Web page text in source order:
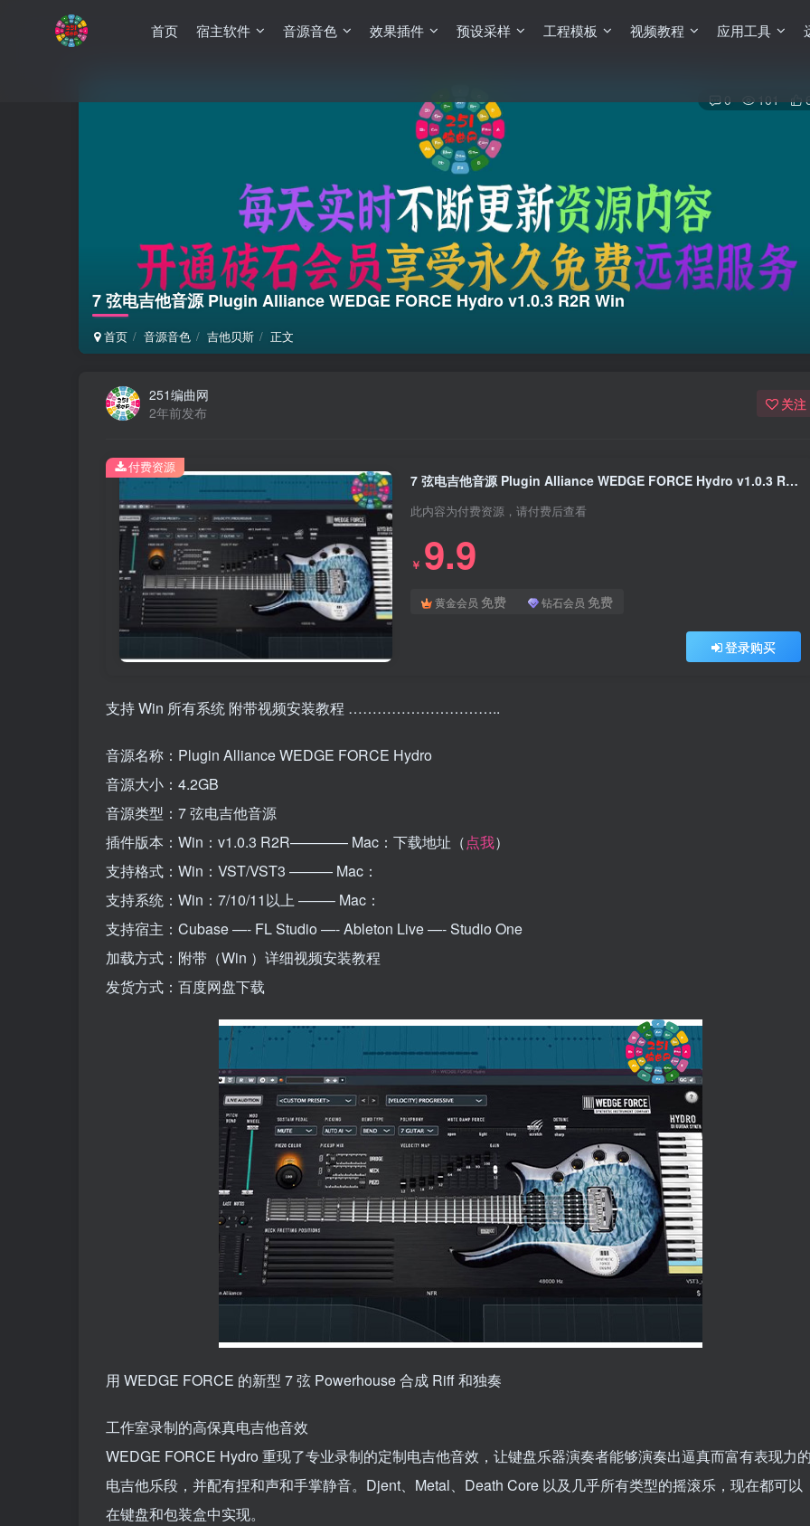
首页 宿主软件 音源音色 效果插件 预设采样 工程模板 视频教程 应用工具
7 弦电吉他音源 Plugin Alliance WEDGE FORCE Hydro v1.0.3 R2R Win
首页 音源音色 吉他贝斯 正文
0 101
251编曲网
2年前发布
关注
7 弦电吉他音源 Plugin Alliance WEDGE FORCE Hydro v1.0.3 R2R Win
此内容为付费资源，请付费后查看
￥ 9.9
黄金会员 免费 钻石会员 免费
登录购买
付费资源
支持 Win 所有系统 附带视频安装教程 …………………………..
音源名称：Plugin Alliance WEDGE FORCE Hydro
音源大小：4.2GB
音源类型：7 弦电吉他音源
插件版本：Win：v1.0.3 R2R———— Mac：下载地址（点我）
支持格式：Win：VST/VST3 ——— Mac：
支持系统：Win：7/10/11以上 ——– Mac：
支持宿主：Cubase —- FL Studio —- Ableton Live —- Studio One
加载方式：附带（Win ）详细视频安装教程
发货方式：百度网盘下载
用 WEDGE FORCE 的新型 7 弦 Powerhouse 合成 Riff 和独奏
工作室录制的高保真电吉他音效
WEDGE FORCE Hydro 重现了专业录制的定制电吉他音效，让键盘乐器演奏者能够演奏出逼真而富有表现力
电吉他乐段，并配有捏和声和手掌静音。Djent、Metal、Death Core 以及几乎所有类型的摇滚乐，现在都可以
在键盘和包装盒中实现。